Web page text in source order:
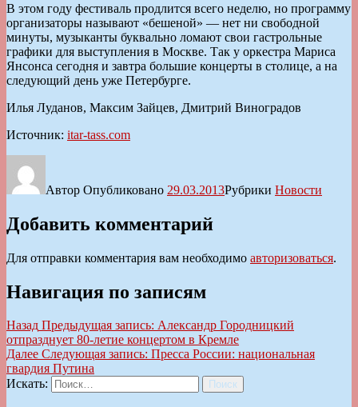
В этом году фестиваль продлится всего неделю, но программу
организаторы называют «бешеной» — нет ни свободной
минуты, музыканты буквально ломают свои гастрольные
графики для выступления в Москве. Так у оркестра Мариса
Янсонса сегодня и завтра большие концерты в столице, а на
следующий день уже Петербурге.
Илья Луданов, Максим Зайцев, Дмитрий Виноградов
Источник: itar-tass.com
Автор Опубликовано 29.03.2013Рубрики Новости
Добавить комментарий
Для отправки комментария вам необходимо авторизоваться.
Навигация по записям
Назад Предыдущая запись: Александр Городницкий
отпразднует 80-летие концертом в Кремле
Далее Следующая запись: Пресса России: национальная
гвардия Путина
Искать:
Поиск